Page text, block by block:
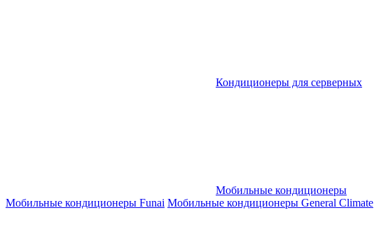
Кондиционеры для серверных
Мобильные кондиционеры
Мобильные кондиционеры Funai Мобильные кондиционеры General Climate